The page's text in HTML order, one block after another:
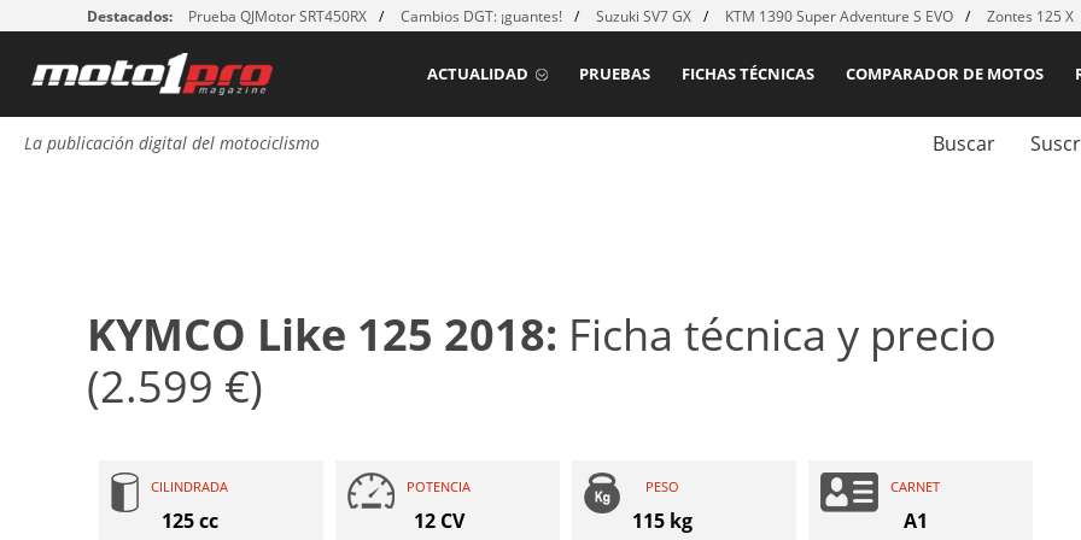
Destacados: Prueba QJMotor SRT450RX Cambios DGT: ¡guantes! Suzuki SV7 GX KTM 1390 Super Adventure S EVO Zontes 125 X
COMPARADOR DE MOTOS
FICHAS TÉCNICAS
PRUEBAS
ACTUALIDAD
La publicación digital del motociclismo Buscar
KYMCO Like 125 2018: Ficha técnica y precio
(2.599 €)
CILINDRADA
125 cc
POTENCIA
12 CV
PESO
115 kg
CARNET
A1